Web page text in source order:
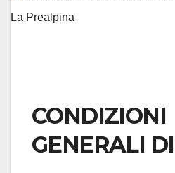
CONDIZIONI
GENERALI